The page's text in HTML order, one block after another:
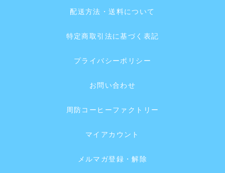
配送方法・送料について
特定商取引法に基づく表記
プライバシーポリシー
お問い合わせ
周防コーヒーファクトリー
マイアカウント
メルマガ登録・解除